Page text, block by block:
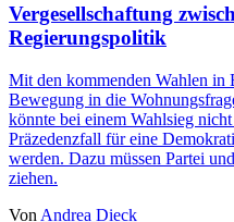
Vergesellschaftung
Regierungspolitik
Mit den kommenden Wahlen in
Bewegung in die
könnte bei einem Wahlsieg
Präzedenzfall für eine
werden. Dazu müssen Partei
ziehen.
Von Andrea Dieck